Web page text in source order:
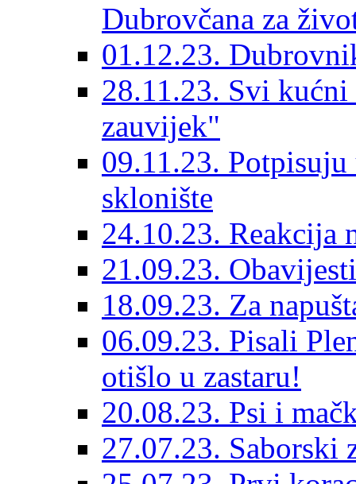
Dubrovčana za
01.12.23.
28.11.23. Svi
zauvijek"
09.11.23. Potpisuju
sklonište
24.10.23. Reakcija
21.09.23.
18.09.23. Za
06.09.23. Pisali
otišlo u zastaru!
20.08.23. Psi i
27.07.23. Saborski